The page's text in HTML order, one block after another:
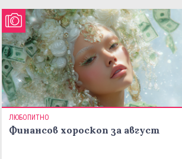
ЛЮБОПИТНО
Финансов хороскоп за август